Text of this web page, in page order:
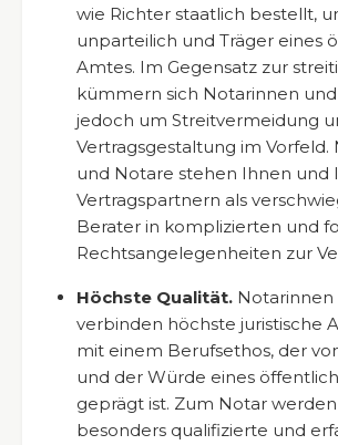
wie Richter staatlich bestellt,
unparteilich und Träger eines
Amtes. Im Gegensatz zur
kümmern sich Notarinnen
jedoch um Streitvermeidung
Vertragsgestaltung im Vorfeld.
und Notare stehen Ihnen und
Vertragspartnern als
Berater in komplizierten und
Rechtsangelegenheiten zur
Höchste Qualität.Notarinnen
verbinden höchste juristische
mit einem Berufsethos, der
und der Würde eines
geprägt ist. Zum Notar
besonders qualifizierte und